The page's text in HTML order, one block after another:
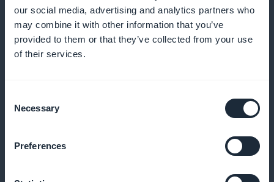
our social media, advertising and analytics partners who
may combine it with other information that you’ve
provided to them or that they’ve collected from your use
of their services.
Selection
Necessary
Preferences
velgørenheds- og frivillighedsindhold
Få adgang til præcise analyser af dine abonnenter
og optimer din indholdsstrategi
Widget til abonnementsfremme
startside